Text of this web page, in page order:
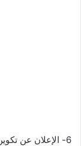
6- الإعلان عن